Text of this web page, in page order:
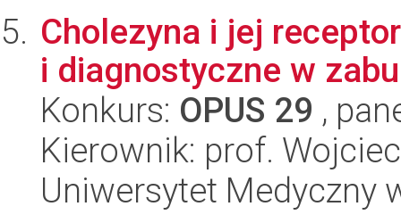
Cholezyna i jej
i diagnostyczne w
Konkurs: OPUS 29 ,
Kierownik: prof.
Uniwersytet Medyczny